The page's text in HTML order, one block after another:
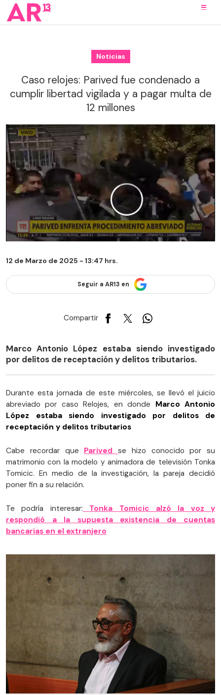
Noticias
Caso relojes: Parived fue condenado a
cumplir libertad vigilada y a pagar multa de
12 millones
12 de Marzo de 2025 - 13:47 hrs.
Seguir a AR13 en
Compartir
Marco Antonio López estaba siendo investigado
por delitos de receptación y delitos tributarios.
Durante esta jornada de este miércoles, se llevó el juicio
abreviado por caso Relojes, en donde Marco Antonio
López estaba
siendo investigado por delitos de
receptación y delitos tributarios
Cabe recordar que Parived se hizo conocido por su
matrimonio con la modelo y animadora de televisión Tonka
Tomicic. En medio de la investigación, la pareja decidió
poner fin a su relación.
Te podría interesar: Tonka Tomicic alzó la voz y
respondió a la supuesta existencia de cuentas
bancarias en el extranjero